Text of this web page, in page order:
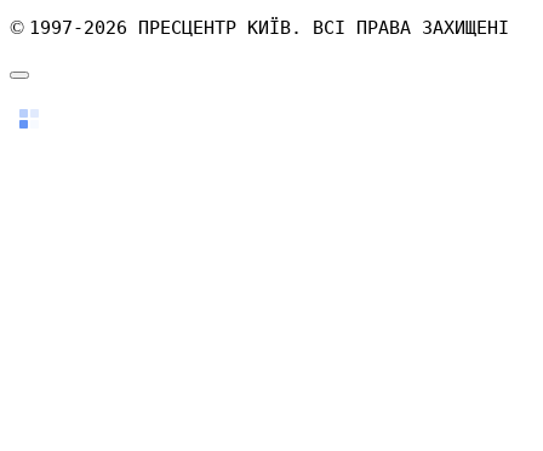
© 1997-2026 ПРЕСЦЕНТР КИЇВ. ВСІ ПРАВА ЗАХИЩЕНІ